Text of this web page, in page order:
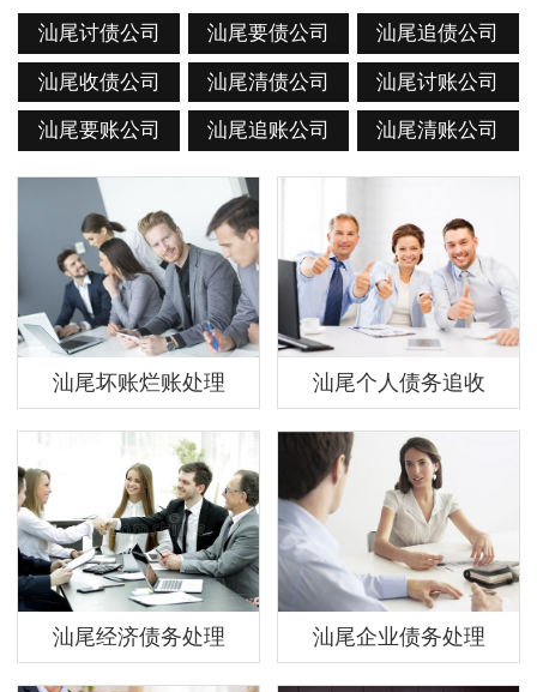
汕尾讨债公司 汕尾要债公司 汕尾追债公司
汕尾收债公司 汕尾清债公司 汕尾讨账公司
汕尾要账公司 汕尾追账公司 汕尾清账公司
汕尾坏账烂账处理 汕尾个人债务追收
汕尾经济债务处理 汕尾企业债务处理